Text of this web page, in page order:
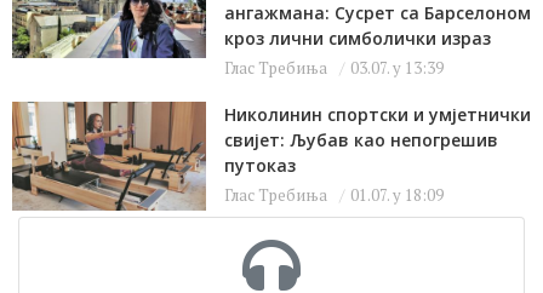
ангажмана: Сусрет са Барселоном
кроз лични симболички израз
Глас Требиња 03.07. у 13:39
Николинин спортски и умјетнички
свијет: Љубав као непогрешив
путоказ
Глас Требиња 01.07. у 18:09